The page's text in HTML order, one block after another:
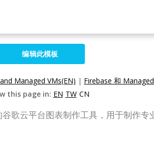
编辑此模板
Managed VMs(EN) | Firebase 和
this page in: EN TW CN
歌云平台图表制作工具，用于制作专